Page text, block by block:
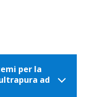
per la
ad